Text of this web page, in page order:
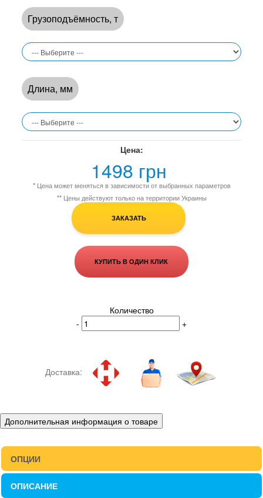
Грузоподъёмность, т
Длина, мм
Цена:
1498 грн
* Цена может меняться в зависимости от выбранных параметров
** Цены действуют только на территории Украины
ЗАКАЗАТЬ
КУПИТЬ В ОДИН КЛИК
Количество
-
+
Доставка:
Дополнительная информация о товаре
ОПЦИИ
ОПИСАНИЕ